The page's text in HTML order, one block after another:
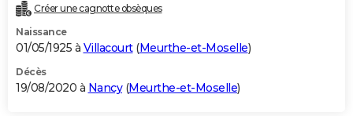
Créer une cagnotte obsèques
Naissance
01/05/1925 à Villacourt(Meurthe-et-Moselle)
Décès
19/08/2020 à Nancy(Meurthe-et-Moselle)